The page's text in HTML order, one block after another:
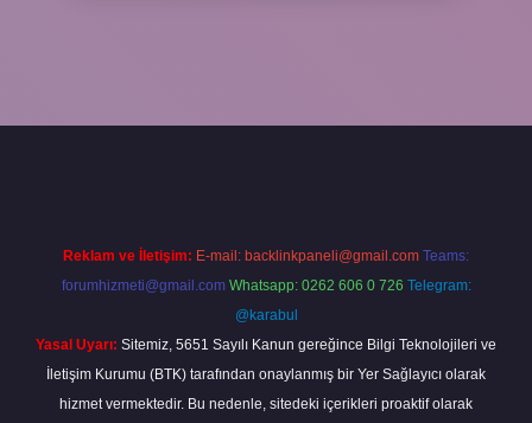
Reklam ve İletişim: E-mail: backlinkpaneli@gmail.com Teams:
forumhizmeti@gmail.com Whatsapp: 0262 606 0 726 Telegram:
@karabul
Yasal Uyarı: Sitemiz, 5651 Sayılı Kanun gereğince Bilgi Teknolojileri ve
İletişim Kurumu (BTK) tarafından onaylanmış bir Yer Sağlayıcı olarak
hizmet vermektedir. Bu nedenle, sitedeki içerikleri proaktif olarak